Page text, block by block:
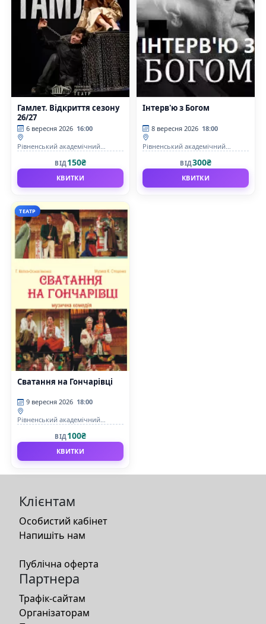
Гамлет. Відкриття сезону
26/27
6 вересня 2026 16:00
Рівненський академічний
драматичний театр
ВІД 150₴
КВИТКИ
Інтерв'ю з Богом
8 вересня 2026 18:00
Рівненський академічний
драматичний театр
ВІД300₴
КВИТКИ
ТЕАТР
Сватання на Гончарівці
9 вересня 2026 18:00
Рівненський академічний
драматичний театр
ВІД100₴
КВИТКИ
Клієнтам
Особистий кабінет
Напишіть нам
Публічна оферта
Партнера
Трафік-сайтам
Організаторам